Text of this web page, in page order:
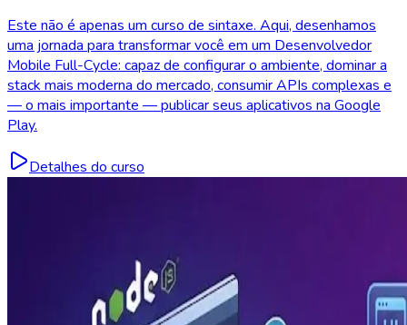
Este não é apenas um curso de sintaxe. Aqui, desenhamos
uma jornada para transformar você em um Desenvolvedor
Mobile Full-Cycle: capaz de configurar o ambiente, dominar a
stack mais moderna do mercado, consumir APIs complexas e
— o mais importante — publicar seus aplicativos na Google
Play.
Detalhes do curso